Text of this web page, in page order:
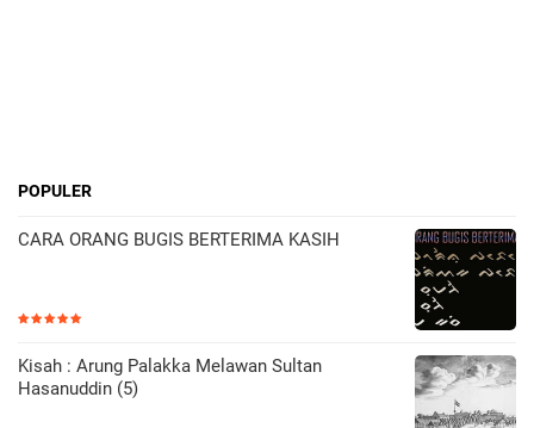
POPULER
CARA ORANG BUGIS BERTERIMA KASIH
Kisah : Arung Palakka Melawan Sultan
Hasanuddin (5)